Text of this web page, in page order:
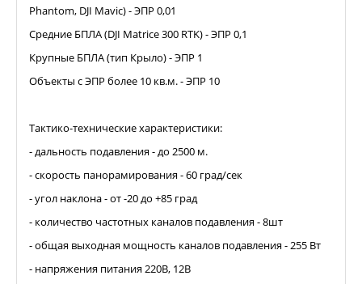
Phantom, DJI Mavic) - ЭПР 0,01
Средние БПЛА (DJI Matrice 300 RTK) - ЭПР 0,1
Крупные БПЛА (тип Крыло) - ЭПР 1
Объекты с ЭПР более 10 кв.м. - ЭПР 10
Тактико-технические характеристики:
- дальность подавления - до 2500 м.
- скорость панорамирования - 60 град/сек
- угол наклона - от -20 до +85 град
- количество частотных каналов подавления - 8шт
- общая выходная мощность каналов подавления - 255 Вт
- напряжения питания 220В, 12В